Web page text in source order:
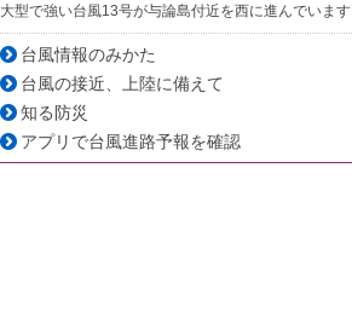
大型で強い台風13号が与論島付近を西に進んでいます
台風情報のみかた
台風の接近、上陸に備えて
知る防災
アプリで台風進路予報を確認